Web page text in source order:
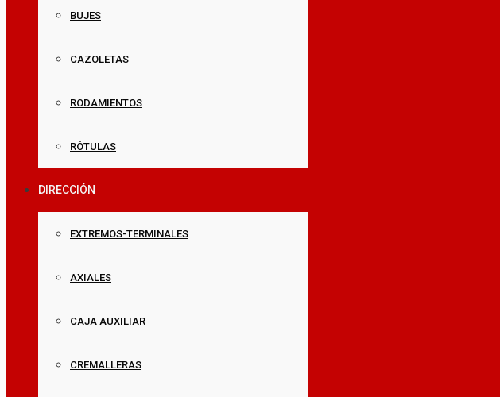
BUJES
CAZOLETAS
RODAMIENTOS
RÓTULAS
DIRECCIÓN
EXTREMOS-TERMINALES
AXIALES
CAJA AUXILIAR
CREMALLERAS